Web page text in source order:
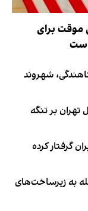
موقت برای
است
۵ ماه پس از پناهندگی، شهروند
تهران بر تنگه
گرفتار کرده
به زیرساخت‌های